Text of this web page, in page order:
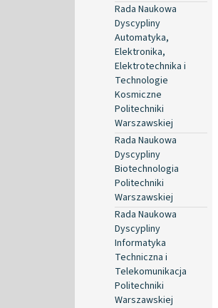
Rada Naukowa
Dyscypliny
Automatyka,
Elektronika,
Elektrotechnika i
Technologie
Kosmiczne
Politechniki
Warszawskiej
Rada Naukowa
Dyscypliny
Biotechnologia
Politechniki
Warszawskiej
Rada Naukowa
Dyscypliny
Informatyka
Techniczna i
Telekomunikacja
Politechniki
Warszawskiej